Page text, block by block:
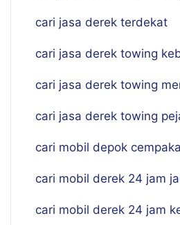
cari jasa derek terdekat
cari jasa derek towing
cari jasa derek towing
cari jasa derek towing
cari mobil depok
cari mobil derek 24 jam
cari mobil derek 24 jam